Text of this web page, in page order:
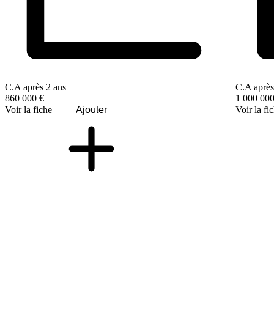
C.A après 2 ans
860 000 €
Voir la fiche
Ajouter
C.A
1 000
Voir la